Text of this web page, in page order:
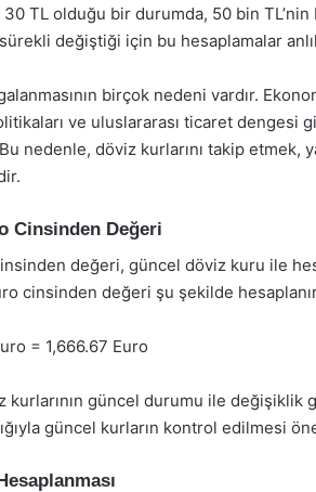
30 TL olduğu bir durumda, 50 bin
değiştiği için bu hesaplamalar
birçok nedeni vardır.
ve uluslararası ticaret dengesi
nedenle, döviz kurlarını takip etmek,
Cinsinden Değeri
değeri, güncel döviz kuru ile
cinsinden değeri şu şekilde
= 1,666.67 Euro
kurlarının güncel durumu ile değişiklik
güncel kurların kontrol edilmesi